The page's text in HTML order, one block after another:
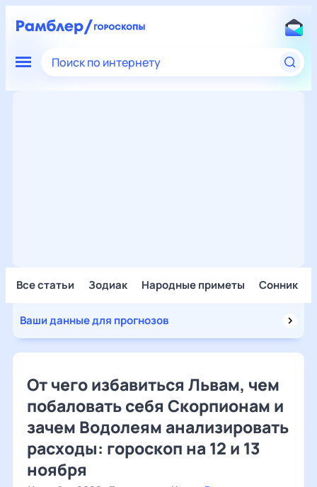
Поиск по интернету
Все статьи Зодиак Народные приметы Сонник
Ваши данные для прогнозов
От чего избавиться Львам, чем
побаловать себя Скорпионам и
зачем Водолеям анализировать
расходы: гороскоп на 12 и 13
ноября